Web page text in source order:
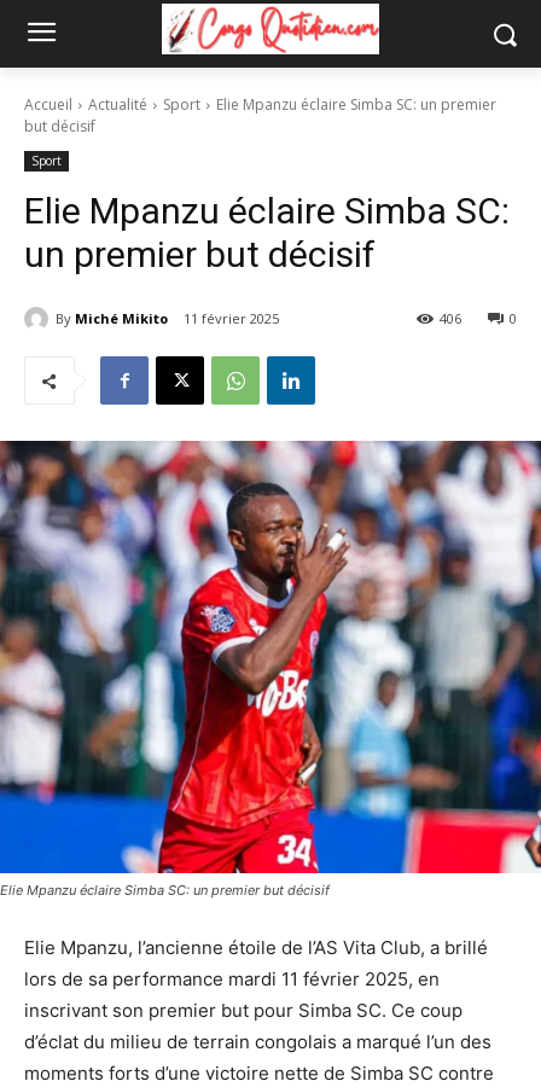
Accueil Actualité Sport
Elie Mpanzu éclaire Simba SC: un premier
but décisif
Sport
Elie Mpanzu éclaire Simba SC:
un premier but décisif
By Miché Mikito 11 février 2025 0
406
Elie Mpanzu éclaire Simba SC: un premier but décisif
Elie Mpanzu, l’ancienne étoile de l’AS Vita Club, a brillé
lors de sa performance mardi 11 février 2025, en
inscrivant son premier but pour Simba SC. Ce coup
d’éclat du milieu de terrain congolais a marqué l’un des
moments forts d’une victoire nette de Simba SC contre